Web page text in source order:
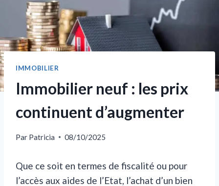
IMMOBILIER
Immobilier neuf : les prix
continuent d’augmenter
Par Patricia 08/10/2025
Que ce soit en termes de fiscalité ou pour
l’accès aux aides de l’Etat, l’achat d’un bien